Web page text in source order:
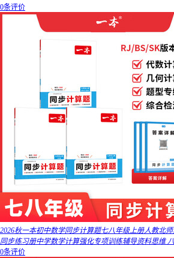
0条评价
2026秋一本初中数学同步计算题七八年级上册人教北
同步练习册中学数学计算强化专项训练辅导资料思维
0条评价